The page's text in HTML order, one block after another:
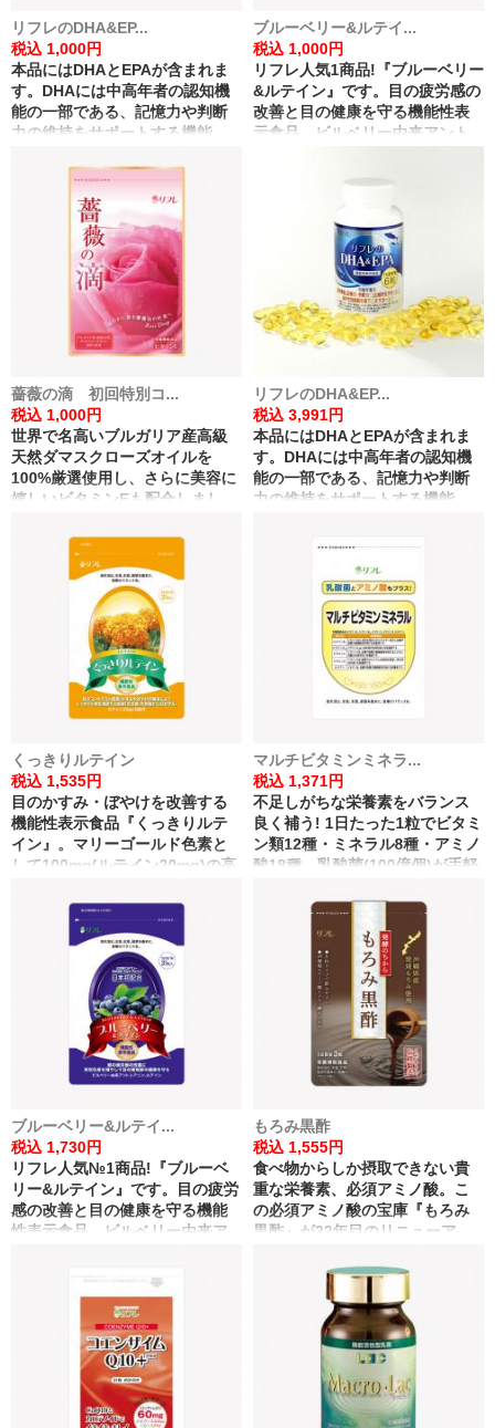
リフレのDHA&EP...
税込 1,000円
本品にはDHAとEPAが含まれま
す。DHAには中高年者の認知機
能の一部である、記憶力や判断
力の維持をサポートする機能、
を低下させる機能があることが
報告されています。 ※記憶力と
は、一時的に情報(数・ことば・
図形・物語など)を記憶に留めて
思い出す力 ※判断力とは、数字
や文字を認識して、次の適切な
行動を判断する力
ブルーベリー&ルテイ...
税込 1,000円
リフレ人気1商品!『ブルーベリー
&ルテイン』です。目の疲労感の
改善と目の健康を守る機能性表
示食品。ビルベリー由来アント
薔薇の滴 初回特別コ...
税込 1,000円
世界で名高いブルガリア産高級
天然ダマスクローズオイルを
100%厳選使用し、さらに美容に
嬉しいビタミンEも配合しまし
な薔薇の香りに。
リフレのDHA&EP...
税込 3,991円
本品にはDHAとEPAが含まれま
す。DHAには中高年者の認知機
能の一部である、記憶力や判断
力の維持をサポートする機能、
報告されています。 ※記憶力と
は、一時的に情報(数・ことば・
図形・物語など)を記憶に留めて
思い出す力 ※判断力とは、数字
や文字を認識して、次の適切な
行動を判断する力
くっきりルテイン
税込 1,535円
目のかすみ・ぼやけを改善する
機能性表示食品『くっきりルテ
イン』。マリーゴールド色素と
して100mg(ルテイン20mg)の高
※コントラスト感度の改善によ
マルチビタミンミネラ...
税込 1,371円
不足しがちな栄養素をバランス
良く補う! 1日たった1粒でビタミ
ン類12種・ミネラル8種・アミノ
酸18種、乳酸菌(100億個)が手軽
基礎作りをしたい方、お肌の調
子が気になる方、手軽にビタミ
ン、ミネラル、アミノ酸を摂取
したい方などにおススメします!
ブルーベリー&ルテイ...
税込 1,730円
リフレ人気№1商品!『ブルーベ
リー&ルテイン』です。目の疲労
感の改善と目の健康を守る機能
性表示食品。ビルベリー由来ア
もろみ黒酢
税込 1,555円
食べ物からしか摂取できない貴
重な栄養素、必須アミノ酸。こ
の必須アミノ酸の宝庫『もろみ
黒酢』が22年目のリニューア
用、クエン酸を増量しパワーア
ップしました。